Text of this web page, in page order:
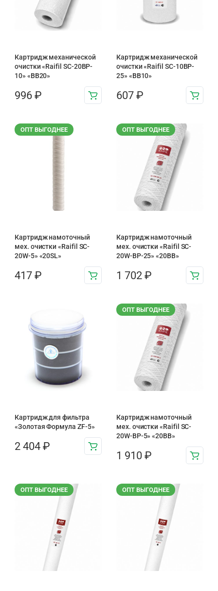
Картридж механической
очистки «Raifil SC-20BP-
10» «BB20»
996 ₽
Картридж механической
очистки «Raifil SC-10BP-
25» «BB10»
607 ₽
ОПТ ВЫГОДНЕЕ
Картридж намоточный
мех. очистки «Raifil SC-
20W-5» «20SL»
417 ₽
ОПТ ВЫГОДНЕЕ
Картридж намоточный
мех. очистки «Raifil SC-
20W-BP-25» «20BB»
1 702 ₽
Картридж для фильтра
«Золотая Формула ZF-5»
2 404 ₽
ОПТ ВЫГОДНЕЕ
Картридж намоточный
мех. очистки «Raifil SC-
20W-BP-5» «20BB»
1 910 ₽
ОПТ ВЫГОДНЕЕ ОПТ ВЫГОДНЕЕ